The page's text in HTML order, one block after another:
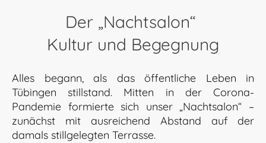
Der „Nachtsalon“
Kultur und Begegnung
Alles begann, als das öffentliche Leben in
Tübingen stillstand. Mitten in der Corona-
Pandemie formierte sich unser „Nachtsalon“ –
zunächst mit ausreichend Abstand auf der
damals stillgelegten Terrasse.